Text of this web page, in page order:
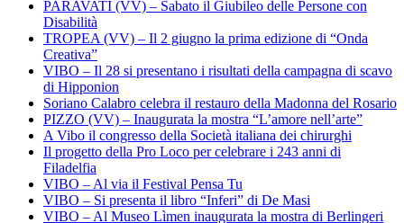
PARAVATI (VV) – Sabato il Giubileo delle Persone con
Disabilità
TROPEA (VV) – Il 2 giugno la prima edizione di “Onda
Creativa”
VIBO – Il 28 si presentano i risultati della campagna di scavo
di Hipponion
Soriano Calabro celebra il restauro della Madonna del Rosario
PIZZO (VV) – Inaugurata la mostra “L’amore nell’arte”
A Vibo il congresso della Società italiana dei chirurghi
Il progetto della Pro Loco per celebrare i 243 anni di
Filadelfia
VIBO – Al via il Festival Pensa Tu
VIBO – Si presenta il libro “Inferi” di De Masi
VIBO – Al Museo Lìmen inaugurata la mostra di Berlingeri